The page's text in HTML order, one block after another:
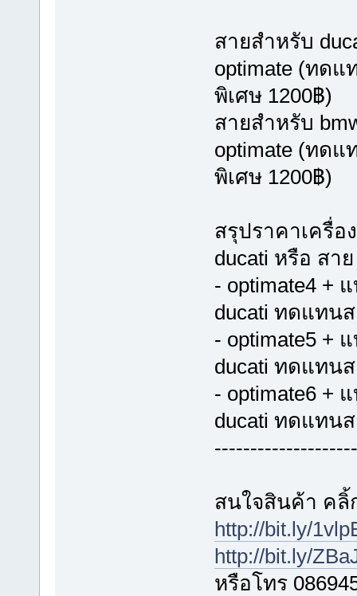
สายสำหรับ
optimate (ทดแ
พิเศษ 1200฿)
สายสำหรับ
optimate (ทดแ
พิเศษ 1200฿)
สรุปราคาเครื่อ
ducati หรือ สา
- optimate4 +
ducati ทดแทน
- optimate5 +
ducati ทดแทน
- optimate6 +
ducati ทดแทน
สนใจสินค้า คลิ้
http://bit.ly/
http://bit.ly/
หรือโทร